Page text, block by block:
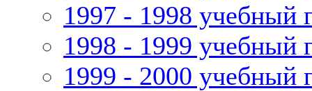
1997 - 1998 учебный
1998 - 1999 учебный
1999 - 2000 учебный